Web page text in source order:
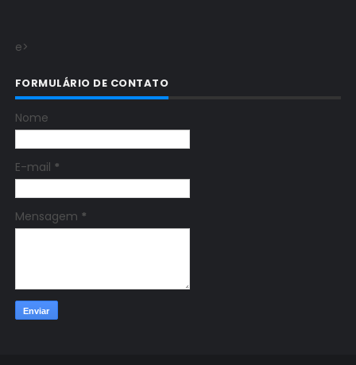
e>
FORMULÁRIO DE CONTATO
Nome
E-mail *
Mensagem *